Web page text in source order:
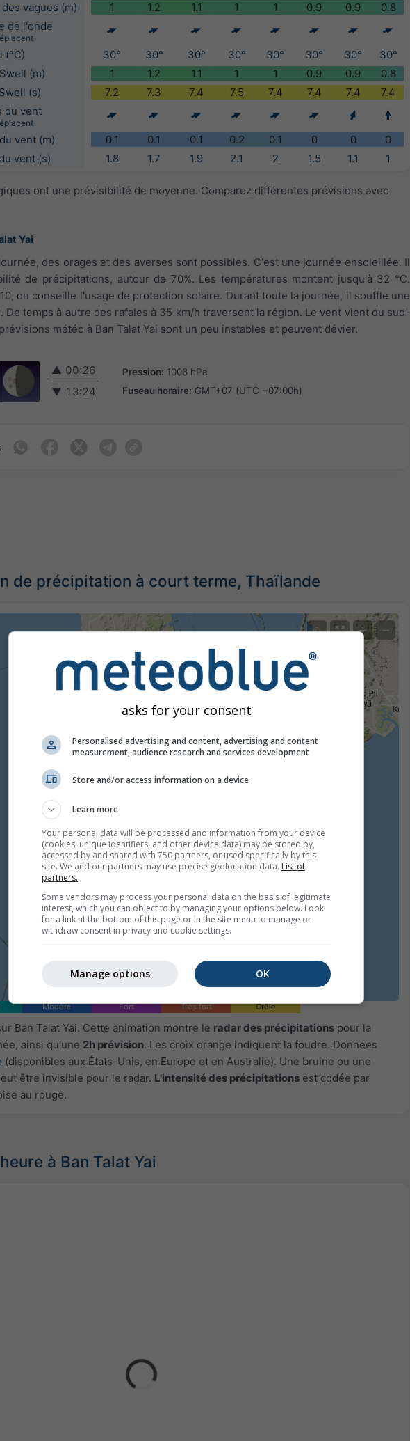
vagues (m) 1 1.2 1.1 1 1 0.9 0.9
0.8
de l'onde
(°C) 30° 30° 30° 30° 30° 30° 30°
30°
(m)
1 1.2 1.1 1 1 0.9 0.9
0.8
(s)
7.2 7.3 7.4 7.5 7.4 7.4 7.4
7.4
du vent
vent (m) 0.1 0.1 0.1 0.2 0.1 0 0
0
vent (s)
1.8 1.7 1.9 2.1 2 1.5 1.1 1
ont une prévisibilité de moyenne. Comparez différentes prévisions avec
Yai
des orages et des averses sont possibles. C'est une journée ensoleillée. Il
de précipitations, autour de 70%. Les températures montent jusqu'à 32 °C.
on conseille l'usage de protection solaire. Durant toute la journée, il souffle une
De temps à autre des rafales à 35 km/h traversent la région. Le vent vient du sud-
météo à Ban Talat Yai sont un peu instables et peuvent dévier.
▲ 00:26
▼ 13:24
Pression: 1008 hPa
Fuseau horaire: GMT+07 (UTC +07:00h)
de précipitation à court terme, Thaïlande
© + −
Modéré Fort Très fort Grêle
Ban Talat Yai. Cette animation montre le radar des précipitations pour la
ainsi qu'une 2h prévision. Les croix orange indiquent la foudre. Données
(disponibles aux États-Unis, en Europe et en Australie). Une bruine ou une
être invisible pour le radar. L'intensité des précipitations est codée par
au rouge.
à Ban Talat Yai
asks for your consent
Personalised advertising and content, advertising and content
measurement, audience research and services development
Store and/or access information on a device
Learn more
Your personal data will be processed and information from your device
(cookies, unique identifiers, and other device data) may be stored by,
accessed by and shared with 750 partners, or used specifically by this
site. We and our partners may use precise geolocation data. List of
partners.
Some vendors may process your personal data on the basis of legitimate
interest, which you can object to by managing your options below. Look
for a link at the bottom of this page or in the site menu to manage or
withdraw consent in privacy and cookie settings.
OK
Manage options